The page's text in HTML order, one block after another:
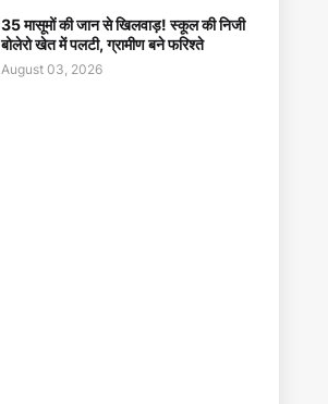
35 मासूमों की जान से खिलवाड़! स्कूल की निजी
बोलेरो खेत में पलटी, ग्रामीण बने फरिश्ते
August 03, 2026